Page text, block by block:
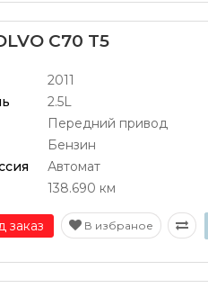
C70 T5
2011
2.5L
Передний привод
Бензин
Автомат
138.690 км
заказ В избраное